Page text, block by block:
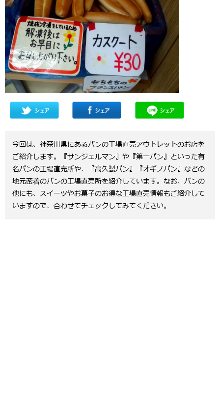
今回は、神奈川県にあるパンの工場直売アウトレットのお店を
ご紹介します。『サンジェルマン』や『第一パン』といった有
名パンの工場直売所や、『高久製パン』『オギノパン』などの
地元密着のパンの工場直売所を紹介しています。なお、パンの
他にも、スイーツやお菓子のお得な工場直売情報もご紹介して
いますので、合わせてチェックしてみてください。